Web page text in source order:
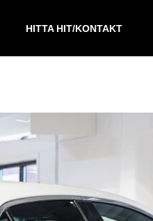
HITTA HIT/KONTAKT